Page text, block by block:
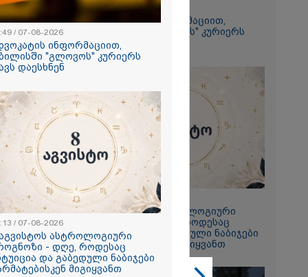
გმირია,
დადო
-
და
დაიბრალა
გმირობა" -
და
22:49 / 07-08-2026
ადვოკატის ინფორმაციით,
თბილისში "გლოვოს" კურიერს
თავს დაესხნენ
23:13 / 07-08-2026
8 აგვისტოს ასტროლოგიური
პროგნოზი - დღე, როდესაც
ინტუიცია და გაბედული ნაბიჯები
წარმატებისკენ მიგიყვანთ
/ 07-08-2026
ინფორმაციით,
"გლოვოს" კურიერს
დაესხნენ
/ 07-08-2026
ასტროლოგიური
- დღე, როდესაც
და გაბედული ნაბიჯები
მიგიყვანთ